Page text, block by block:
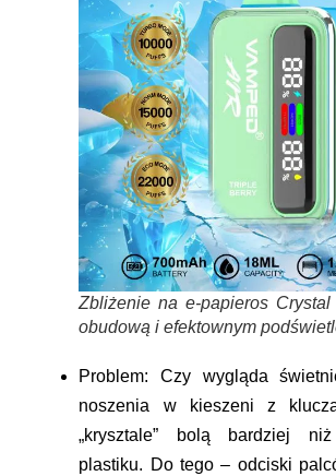
Zbliżenie na e-papieros
obudową i efektownym
Problem: Czy wygląda
noszenia w kieszeni z
„krysztale” bolą bardziej
plastiku. Do tego – odciski